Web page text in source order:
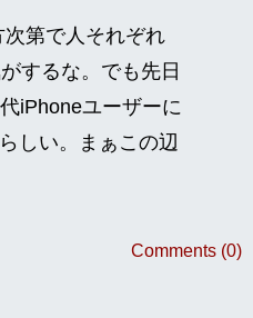
第で人それぞれ
するな。でも先日
iPhoneユーザーに
しい。まぁこの辺
Comments (0)